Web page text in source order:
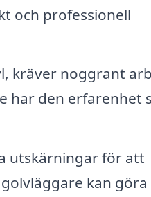
och professionell
kräver noggrant
har den erfarenhet
utskärningar för att
kan göra